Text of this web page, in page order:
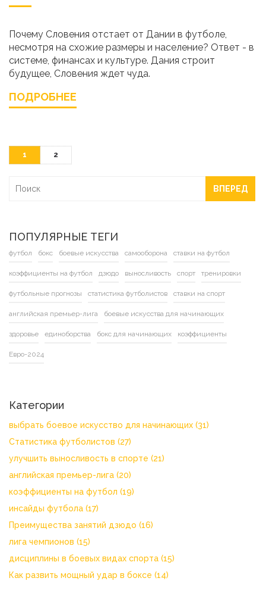
Почему Словения отстает от Дании в футболе,
несмотря на схожие размеры и население? Ответ - в
системе, финансах и культуре. Дания строит
будущее, Словения ждет чуда.
ПОДРОБНЕЕ
1 2
ВПЕРЕД
ПОПУЛЯРНЫЕ ТЕГИ
футбол бокс боевые искусства самооборона ставки на футбол
коэффициенты на футбол дзюдо выносливость спорт тренировки
футбольные прогнозы статистика футболистов ставки на спорт
английская премьер-лига боевые искусства для начинающих
здоровье единоборства бокс для начинающих коэффициенты
Евро-2024
Категории
выбрать боевое искусство для начинающих (31)
Статистика футболистов (27)
улучшить выносливость в спорте (21)
английская премьер-лига (20)
коэффициенты на футбол (19)
инсайды футбола (17)
Преимущества занятий дзюдо (16)
лига чемпионов (15)
дисциплины в боевых видах спорта (15)
Как развить мощный удар в боксе (14)